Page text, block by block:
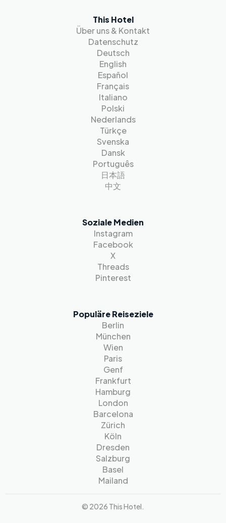
This Hotel
Über uns & Kontakt
Datenschutz
Deutsch
English
Español
Français
Italiano
Polski
Nederlands
Türkçe
Svenska
Dansk
Português
日本語
中文
Soziale Medien
Instagram
Facebook
X
Threads
Pinterest
Populäre Reiseziele
Berlin
München
Wien
Paris
Genf
Frankfurt
Hamburg
London
Barcelona
Zürich
Köln
Dresden
Salzburg
Basel
Mailand
© 2026 This Hotel.